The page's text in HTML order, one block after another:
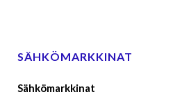
SÄHKÖMARKKINAT
Sähkömarkkinat